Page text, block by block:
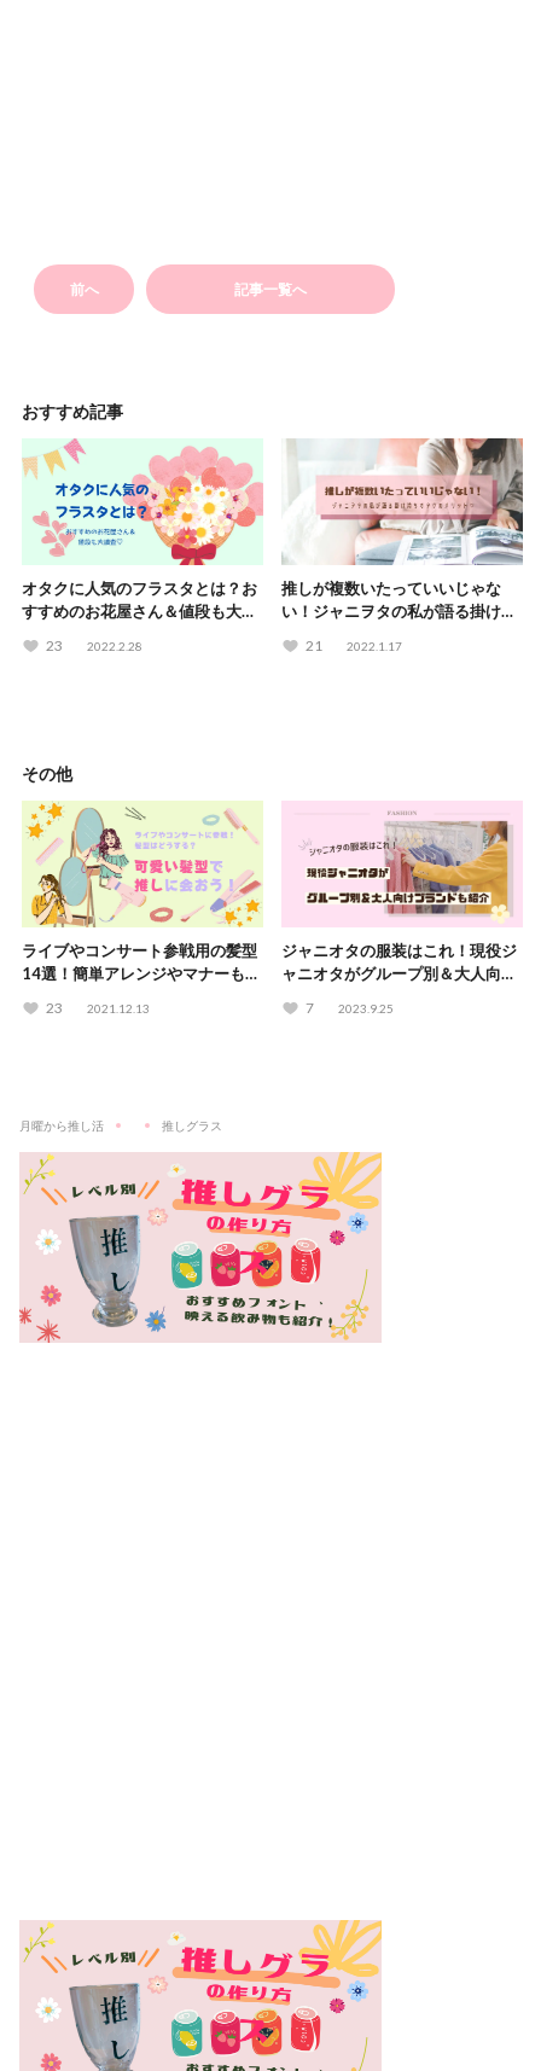
前へ 記事一覧へ
おすすめ記事
オタクに人気のフラスタとは？お
すすめのお花屋さん＆値段も大調
23 2022.2.28
推しが複数いたっていいじゃな
い！ジャニヲタの私が語る掛け持
21 2022.1.17
その他
ライブやコンサート参戦用の髪型
14選！簡単アレンジやマナーも解
23 2021.12.13
ジャニオタの服装はこれ！現役ジ
ャニオタがグループ別＆大人向け
7 2023.9.25
月曜から推し活 推しグラス